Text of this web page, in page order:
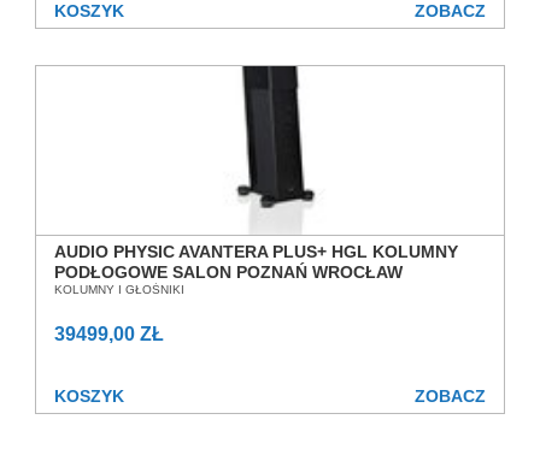
KOSZYK ZOBACZ
AUDIO PHYSIC AVANTERA PLUS+ HGL KOLUMNY
PODŁOGOWE SALON POZNAŃ WROCŁAW
KOLUMNY I GŁOŚNIKI
39499,00 ZŁ
KOSZYK ZOBACZ